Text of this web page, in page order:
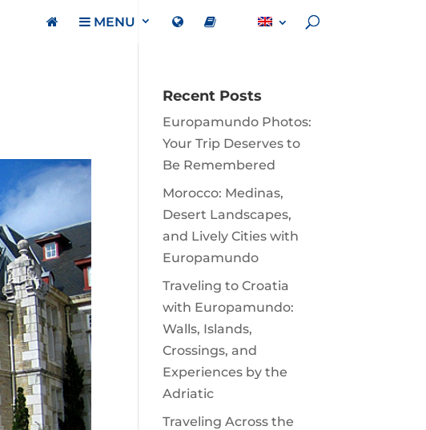
MENU
Recent Posts
Europamundo Photos:
Your Trip Deserves to
Be Remembered
Morocco: Medinas,
Desert Landscapes,
and Lively Cities with
Europamundo
Traveling to Croatia
with Europamundo:
Walls, Islands,
Crossings, and
Experiences by the
Adriatic
Traveling Across the